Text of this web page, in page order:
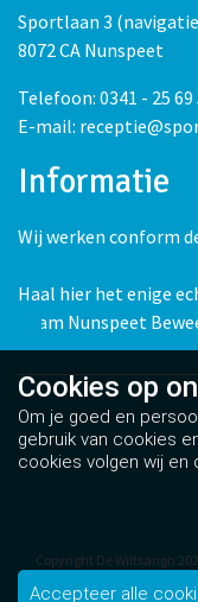
Sportlaan 3
8072 CA Nunspeet
Telefoon: 0341 - 25 69
E-mail:
Informatie
Wij werken conform
Haal hier het enige
Team Nunspeet
Copyright De Wiltsangh
Algemene voorwaarden
Cookies op
Om je goed en
gebruik van cookies
cookies volgen wij en
en dit maakt het
Accepteer alle